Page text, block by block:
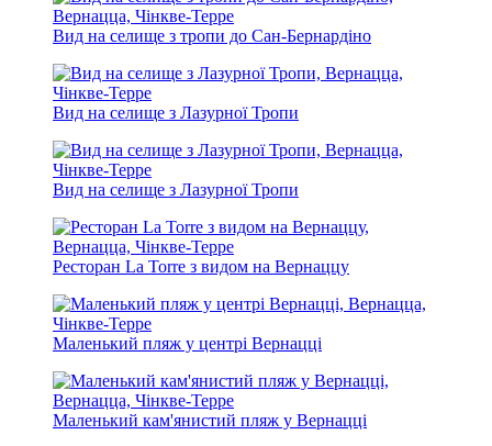
Вид на селище з тропи до Сан-Бернардіно
Вид на селище з Лазурної Тропи
Вид на селище з Лазурної Тропи
Ресторан La Torre з видом на Вернаццу
Маленький пляж у центрі Вернацці
Маленький кам'янистий пляж у Вернацці